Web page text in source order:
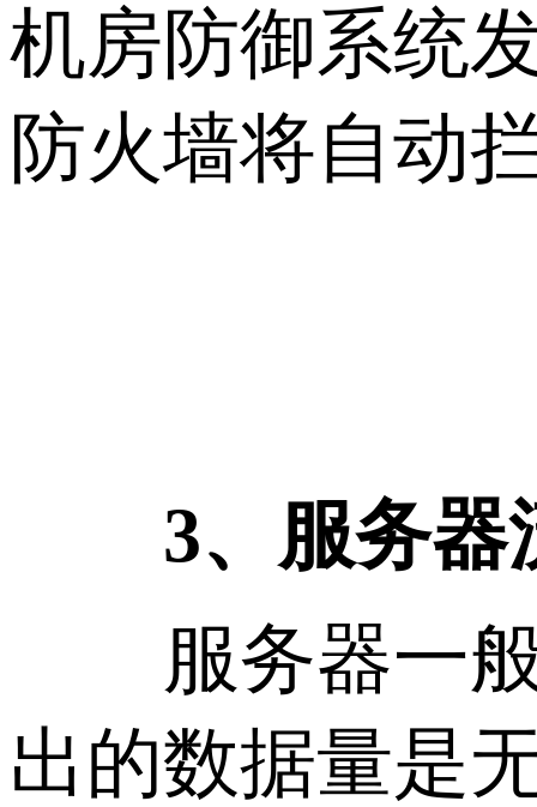
机房防御系统
防火墙将自动
3、服务器
服务器一般
出的数据量是